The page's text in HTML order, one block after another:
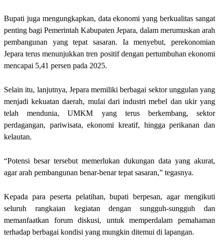
Bupati juga mengungkapkan, data ekonomi yang berkualitas sangat
penting bagi Pemerintah Kabupaten Jepara, dalam merumuskan arah
pembangunan yang tepat sasaran. Ia menyebut, perekonomian
Jepara terus menunjukkan tren positif dengan pertumbuhan ekonomi
mencapai 5,41 persen pada 2025.
Selain itu, lanjutnya, Jepara memiliki berbagai sektor unggulan yang
menjadi kekuatan daerah, mulai dari industri mebel dan ukir yang
telah mendunia, UMKM yang terus berkembang, sektor
perdagangan, pariwisata, ekonomi kreatif, hingga perikanan dan
kelautan.
“Potensi besar tersebut memerlukan dukungan data yang akurat,
agar arah pembangunan benar-benar tepat sasaran,” tegasnya.
Kepada para peserta pelatihan, bupati berpesan, agar mengikuti
seluruh rangkaian kegiatan dengan sungguh-sungguh dan
memanfaatkan forum diskusi, untuk memperdalam pemahaman
terhadap berbagai kondisi yang mungkin ditemui di lapangan.